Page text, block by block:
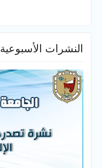
النشرات الأسبوعية